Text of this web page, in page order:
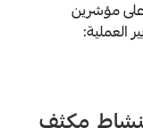
على مؤشرين
العملية: